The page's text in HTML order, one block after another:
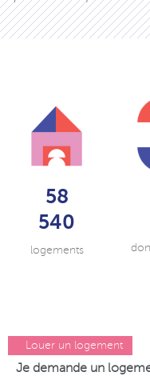
58
540
logements
Louer un logement
Je demande un